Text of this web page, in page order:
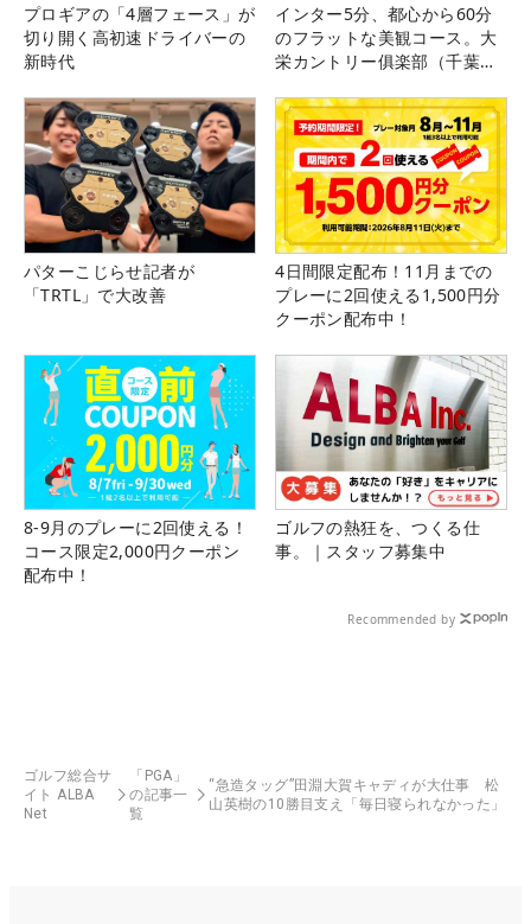
プロギアの「4層フェース」が
切り開く高初速ドライバーの
新時代
インター5分、都心から60分
のフラットな美観コース。大
栄カントリー俱楽部（千葉
パターこじらせ記者が
「TRTL」で大改善
4日間限定配布！11月までの
プレーに2回使える1,500円分
クーポン配布中！
8-9月のプレーに2回使える！
コース限定2,000円クーポン
配布中！
ゴルフの熱狂を、つくる仕
事。｜スタッフ募集中
Recommended by
ゴルフ総合サ
イト ALBA
Net
「PGA」
の記事一
覧
“急造タッグ”田淵大賀キャディが大仕事 松
山英樹の10勝目支え「毎日寝られなかった」